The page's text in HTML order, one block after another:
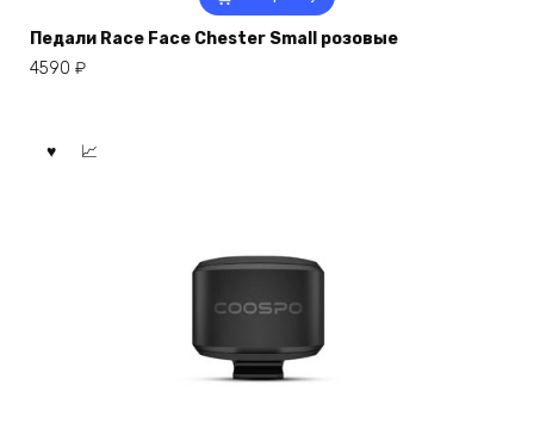
Педали Race Face Chester Small розовые
4590 ₽